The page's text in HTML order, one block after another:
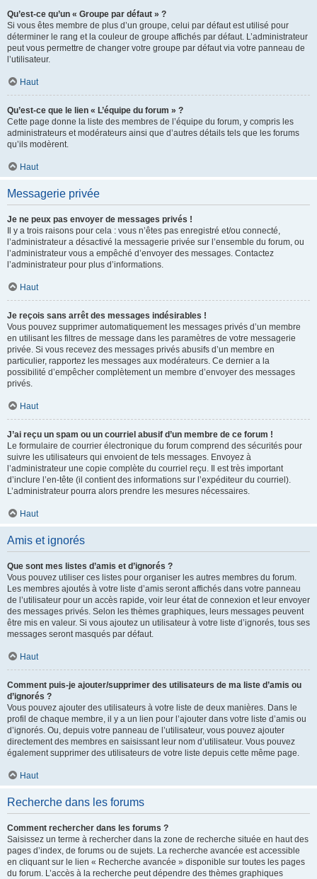
Qu’est-ce qu’un « Groupe par défaut » ?
Si vous êtes membre de plus d’un groupe, celui par défaut est utilisé pour
déterminer le rang et la couleur de groupe affichés par défaut. L’administrateur
peut vous permettre de changer votre groupe par défaut via votre panneau de
l’utilisateur.
Haut
Qu’est-ce que le lien « L’équipe du forum » ?
Cette page donne la liste des membres de l’équipe du forum, y compris les
administrateurs et modérateurs ainsi que d’autres détails tels que les forums
qu’ils modèrent.
Haut
Messagerie privée
Je ne peux pas envoyer de messages privés !
Il y a trois raisons pour cela : vous n’êtes pas enregistré et/ou connecté,
l’administrateur a désactivé la messagerie privée sur l’ensemble du forum, ou
l’administrateur vous a empêché d’envoyer des messages. Contactez
l’administrateur pour plus d’informations.
Haut
Je reçois sans arrêt des messages indésirables !
Vous pouvez supprimer automatiquement les messages privés d’un membre
en utilisant les filtres de message dans les paramètres de votre messagerie
privée. Si vous recevez des messages privés abusifs d’un membre en
particulier, rapportez les messages aux modérateurs. Ce dernier a la
possibilité d’empêcher complètement un membre d’envoyer des messages
privés.
Haut
J’ai reçu un spam ou un courriel abusif d’un membre de ce forum !
Le formulaire de courrier électronique du forum comprend des sécurités pour
suivre les utilisateurs qui envoient de tels messages. Envoyez à
l’administrateur une copie complète du courriel reçu. Il est très important
d’inclure l’en-tête (il contient des informations sur l’expéditeur du courriel).
L’administrateur pourra alors prendre les mesures nécessaires.
Haut
Amis et ignorés
Que sont mes listes d’amis et d’ignorés ?
Vous pouvez utiliser ces listes pour organiser les autres membres du forum.
Les membres ajoutés à votre liste d’amis seront affichés dans votre panneau
de l’utilisateur pour un accès rapide, voir leur état de connexion et leur envoyer
des messages privés. Selon les thèmes graphiques, leurs messages peuvent
être mis en valeur. Si vous ajoutez un utilisateur à votre liste d’ignorés, tous ses
messages seront masqués par défaut.
Haut
Comment puis-je ajouter/supprimer des utilisateurs de ma liste d’amis ou
d’ignorés ?
Vous pouvez ajouter des utilisateurs à votre liste de deux manières. Dans le
profil de chaque membre, il y a un lien pour l’ajouter dans votre liste d’amis ou
d’ignorés. Ou, depuis votre panneau de l’utilisateur, vous pouvez ajouter
directement des membres en saisissant leur nom d’utilisateur. Vous pouvez
également supprimer des utilisateurs de votre liste depuis cette même page.
Haut
Recherche dans les forums
Comment rechercher dans les forums ?
Saisissez un terme à rechercher dans la zone de recherche située en haut des
pages d’index, de forums ou de sujets. La recherche avancée est accessible
en cliquant sur le lien « Recherche avancée » disponible sur toutes les pages
du forum. L’accès à la recherche peut dépendre des thèmes graphiques